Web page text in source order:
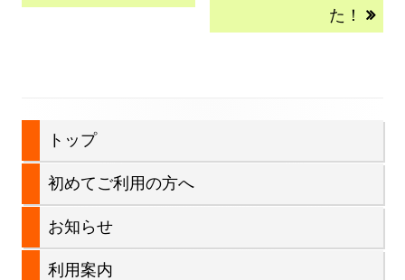
ョ
ン
た！
サ
トップ
初めてご利用の方へ
お知らせ
利用案内